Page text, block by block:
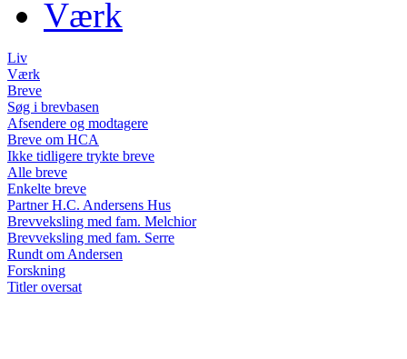
Værk
Liv
Værk
Breve
Søg i brevbasen
Afsendere og modtagere
Breve om HCA
Ikke tidligere trykte breve
Alle breve
Enkelte breve
Partner H.C. Andersens Hus
Brevveksling med fam. Melchior
Brevveksling med fam. Serre
Rundt om Andersen
Forskning
Titler oversat